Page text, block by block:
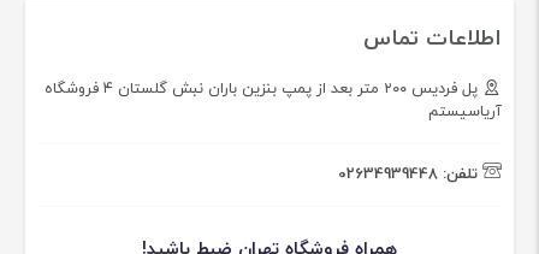
اطلاعات تماس
پل فردیس ۲۰۰ متر بعد از پمپ بنزین باران نبش گلستان ۴ فروشگاه
آریاسیستم
تلفن: 02634939448